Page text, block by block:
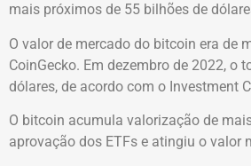
mais próximos de 55 bilhões de
O valor de mercado do bitcoin era de
CoinGecko. Em dezembro de 2022, o
dólares, de acordo com o Investment
O bitcoin acumula valorização de
aprovação dos ETFs e atingiu o valor